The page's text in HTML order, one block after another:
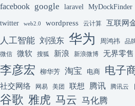
facebook google laravel MyDockFinder
twitter web2.0 wordpress 云计算 互联网
人工智能 刘强东 华为 周鸿祎 品
微信 微软 搜狐 新浪 新浪微博 无界零售
李彦宏 柳华芳 淘宝 电商 电子
社交网络 网易 美团 联想 腾讯 腾讯云
谷歌 雅虎 马云 马化腾